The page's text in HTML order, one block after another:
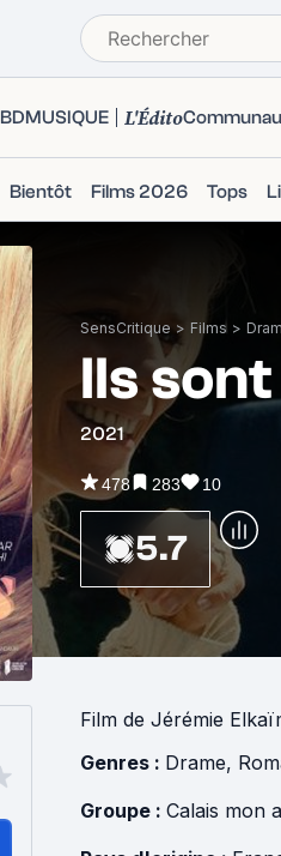
BDMUSIQUE L'Édito
Bientôt Films 2026 Tops
SensCritique > Films >
Ils
2021
478 283 10
5.7
Film de Jérémie
Genres : Drame,
Groupe : Calais mon